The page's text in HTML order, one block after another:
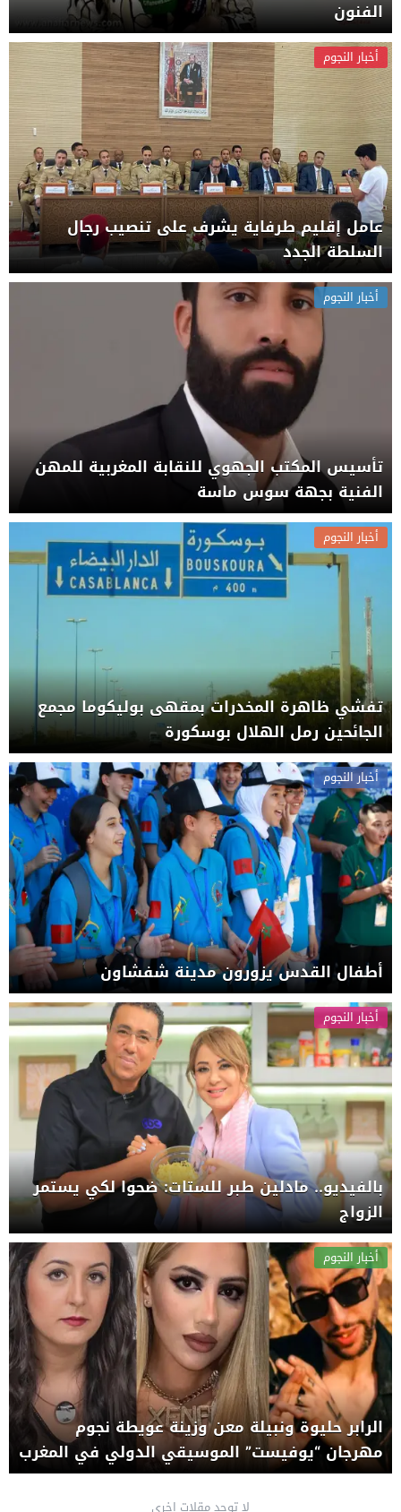
الفنون
أخبار النجوم
عامل إقليم طرفاية يشرف على تنصيب رجال
السلطة الجدد
أخبار النجوم
تأسيس المكتب الجهوي للنقابة المغربية للمهن
الفنية بجهة سوس ماسة
أخبار النجوم
تفشي ظاهرة المخدرات بمقهى بوليكوما مجمع
الجائحين رمل الهلال بوسكورة
أخبار النجوم
أطفال القدس يزورون مدينة شفشاون
أخبار النجوم
بالفيديو.. مادلين طبر للستات: ضحوا لكي يستمر
الزواج
أخبار النجوم
الرابر حليوة ونبيلة معن وزينة عويطة نجوم
مهرجان “يوفيست” الموسيقي الدولي في المغرب
لا توجد مقلات اخرى